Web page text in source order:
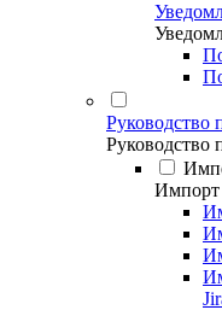
Руководство
Руководство
Импорт